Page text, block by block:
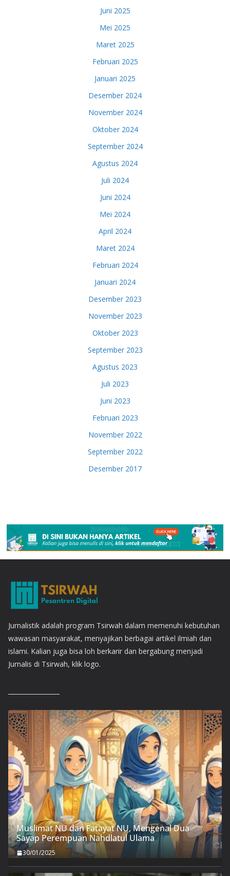
Juni 2025
Mei 2025
Maret 2025
Februari 2025
Januari 2025
Desember 2024
November 2024
Oktober 2024
September 2024
Agustus 2024
Juli 2024
Juni 2024
Mei 2024
April 2024
Maret 2024
Februari 2024
Januari 2024
Desember 2023
November 2023
Oktober 2023
September 2023
Agustus 2023
Juli 2023
Juni 2023
Februari 2023
November 2022
September 2022
Desember 2017
Jurnalistik adalah program Tsirwah dalam memenuhi kebutuhan
wawasan masyarakat, menyajikan berbagai artikel ilmiah dan
islami. Kalian juga bisa loh berkarir dan bergabung menjadi
Jurnalis di Tsirwah, klik logo.
Muslimat NU dan Fatayat NU, Mengenal Dua
Sayap Perempuan Nahdlatul Ulama
30/01/2025